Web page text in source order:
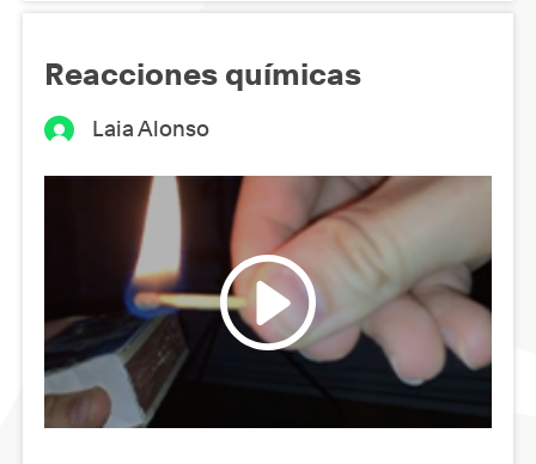
Reacciones químicas
Laia Alonso